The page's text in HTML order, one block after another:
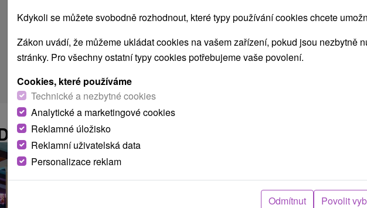
BY VÁS MOHLY TAKÉ ZAJÍMAT
Kdykoli se můžete svobodně rozhodnout, které typy používání cookies chcete
Zákon uvádí, že můžeme ukládat cookies na vašem zařízení, pokud jsou nezbytně
stránky. Pro všechny ostatní typy cookies potřebujeme vaše povolení.
Cookies, které používáme
Technické a nezbytné cookies
Analytické a marketingové cookies
Reklamné úložisko
Reklamní uživatelská data
Personalizace reklam
Odmítnut Povolit